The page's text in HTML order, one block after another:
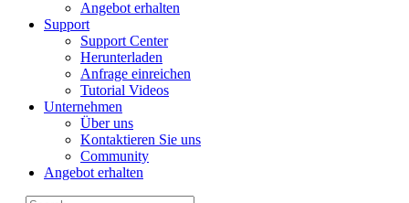
Angebot erhalten
Support
Support Center
Herunterladen
Anfrage einreichen
Tutorial Videos
Unternehmen
Über uns
Kontaktieren Sie uns
Community
Angebot erhalten